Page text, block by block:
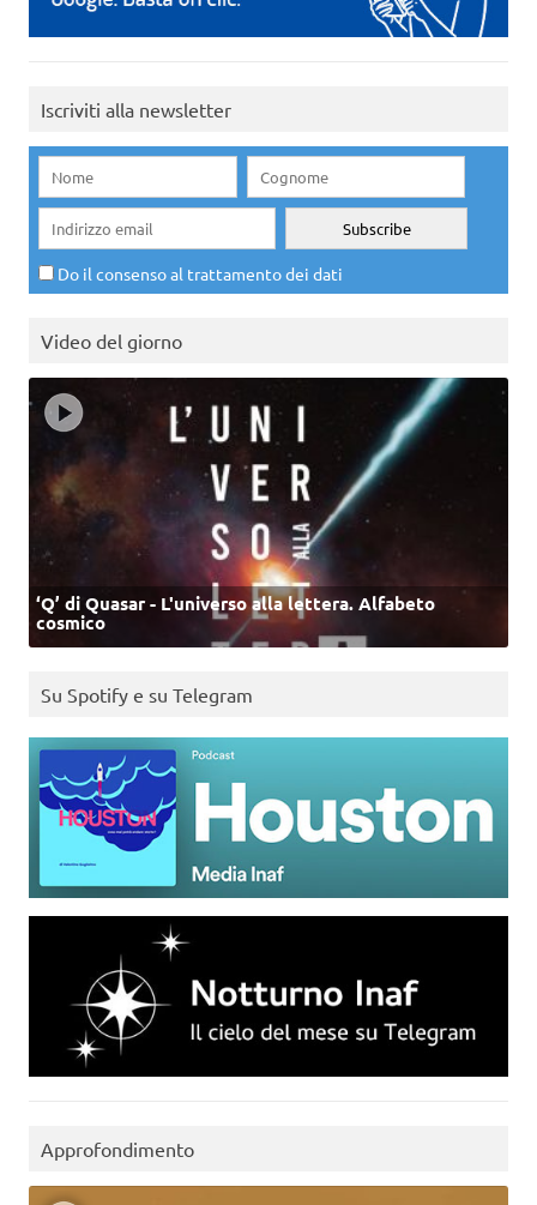
Iscriviti alla newsletter
Do il consenso al trattamento dei dati
Video del giorno
‘Q’ di Quasar - L'universo alla lettera. Alfabeto
cosmico
Su Spotify e su Telegram
Approfondimento